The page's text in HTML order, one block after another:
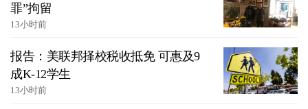
罪”拘留
13小时前
报告：美联邦择校税收抵免 可惠及9
成K-12学生
13小时前